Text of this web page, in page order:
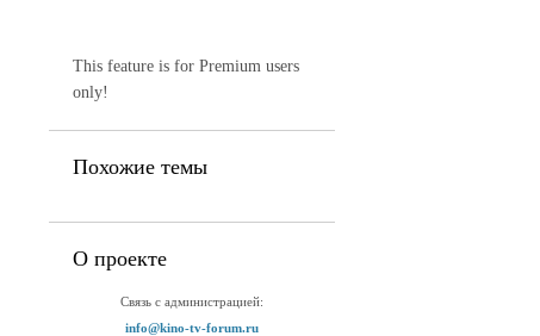
This feature is for Premium users
only!
Похожие темы
О проекте
Связь с администрацией:
info@kino-tv-forum.ru